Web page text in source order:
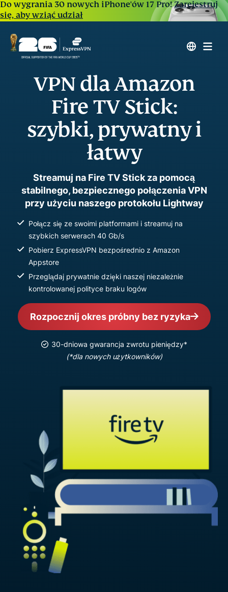
Do wygrania 30 nowych iPhone'ów 17 Pro!Zarejestruj
się, aby wziąć udział
VPN dla Amazon
Fire TV Stick:
szybki, prywatny i
łatwy
Streamuj na Fire TV Stick za pomocą
stabilnego, bezpiecznego połączenia VPN
przy użyciu naszego protokołu Lightway
Połącz się ze swoimi platformami i streamuj na
szybkich serwerach 40 Gb/s
Pobierz ExpressVPN bezpośrednio z Amazon
Appstore
Przeglądaj prywatnie dzięki naszej niezależnie
kontrolowanej polityce braku logów
Rozpocznij okres próbny bez ryzyka
30-dniowa gwarancja zwrotu pieniędzy*
(*dla nowych użytkowników)